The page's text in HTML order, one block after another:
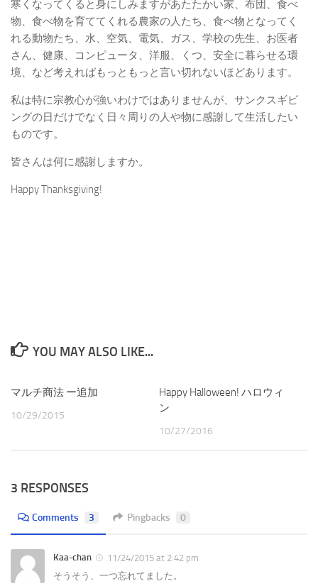
寒くなってくると身にしみますがあたたかい家、布団、食べ
物、食べ物を育ててくれる農家の人たち、食べ物となってく
れる動物たち、水、空気、電気、ガス、学校の先生、お医者
さん、健康、コンピュータ、洋服、くつ、安全に暮らせる環
境、など考えればもっともっと言い切れないほどあります。
私は特に宗教心が強いわけではありませんが、サンクスギビ
ングの日だけでなく日々周りの人や物に感謝して生活したい
ものです。
皆さんは何に感謝しますか。
Happy Thanksgiving!
YOU MAY ALSO LIKE...
マルチ商法 ー追加
10/29/2015
Happy Halloween! ハロウィ
ン
10/27/2016
3 RESPONSES
Comments 3 Pingbacks 0
Kaa-chan
11/24/2015 at 2:42 pm
そうそう、一つ忘れてました。